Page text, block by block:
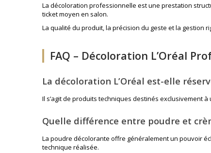
La décoloration professionnelle est une prestation
ticket moyen en salon.
La qualité du produit, la précision du geste et la gestion
FAQ – Décoloration L’Oréal
La décoloration L’Oréal est-elle
Il s’agit de produits techniques destinés exclusivement
Quelle différence entre poudre et
La poudre décolorante offre généralement un pouvoir
technique réalisée.